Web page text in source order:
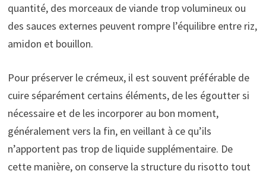
quantité, des morceaux de viande trop volumineux ou
des sauces externes peuvent rompre l’équilibre entre riz,
amidon et bouillon.
Pour préserver le crémeux, il est souvent préférable de
cuire séparément certains éléments, de les égoutter si
nécessaire et de les incorporer au bon moment,
généralement vers la fin, en veillant à ce qu’ils
n’apportent pas trop de liquide supplémentaire. De
cette manière, on conserve la structure du risotto tout